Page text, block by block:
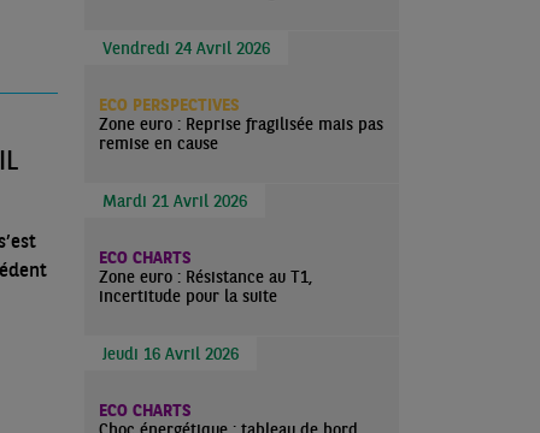
Vendredi 24 Avril 2026
ECO PERSPECTIVES
Zone euro : Reprise fragilisée mais pas
remise en cause
Mardi 21 Avril 2026
ECO CHARTS
Zone euro : Résistance au T1,
incertitude pour la suite
Jeudi 16 Avril 2026
ECO CHARTS